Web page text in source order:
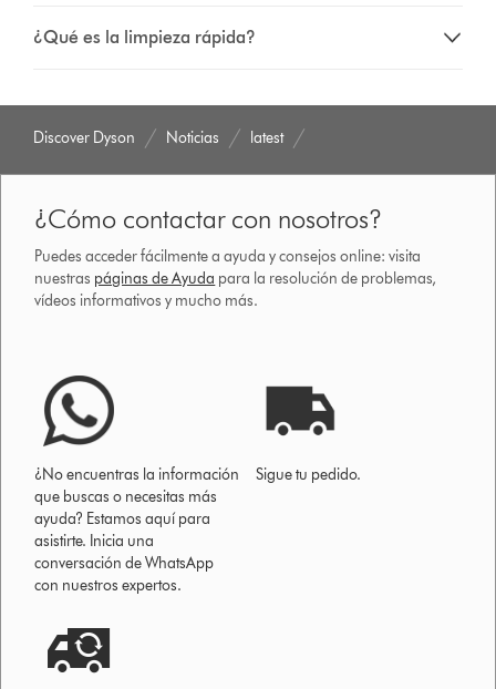
¿Qué es la limpieza rápida?
Discover Dyson Noticias latest
¿Cómo contactar con nosotros?
Puedes acceder fácilmente a ayuda y consejos online: visita
nuestras páginas de Ayuda para la resolución de problemas,
vídeos informativos y mucho más.
¿No encuentras la información
que buscas o necesitas más
ayuda? Estamos aquí para
asistirte. Inicia una
conversación de WhatsApp
con nuestros expertos.
Sigue tu pedido.